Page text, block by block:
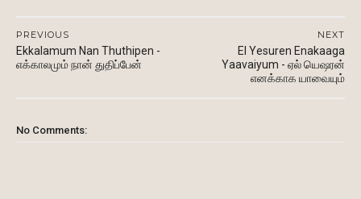
NEXT
El Yesuren Enakaaga
Yaavaiyum - ஏல் யெஷரன்
எனக்காக யாவையும்
PREVIOUS
Ekkalamum Nan Thuthipen -
எக்காலமும் நான் துதிப்பேன்
No Comments: